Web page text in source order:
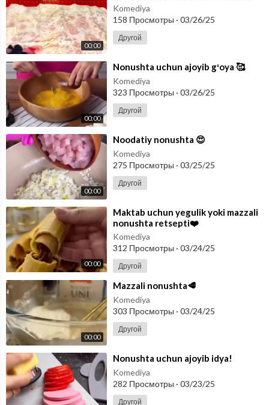
00:00
Komediya
158 Просмотры · 03/26/25
Другой
00:00
⁣Nonushta uchun ajoyib gʻoya 🥰
Komediya
323 Просмотры · 03/26/25
Другой
00:00
⁣Noodatiy nonushta 😍
Komediya
275 Просмотры · 03/25/25
Другой
00:00
⁣Maktab uchun yegulik yoki mazzali
nonushta retsepti❤️
Komediya
312 Просмотры · 03/24/25
Другой
00:00
⁣Mazzali nonushta🥩
Komediya
303 Просмотры · 03/24/25
Другой
⁣Nonushta uchun ajoyib idya!
Komediya
282 Просмотры · 03/23/25
Другой